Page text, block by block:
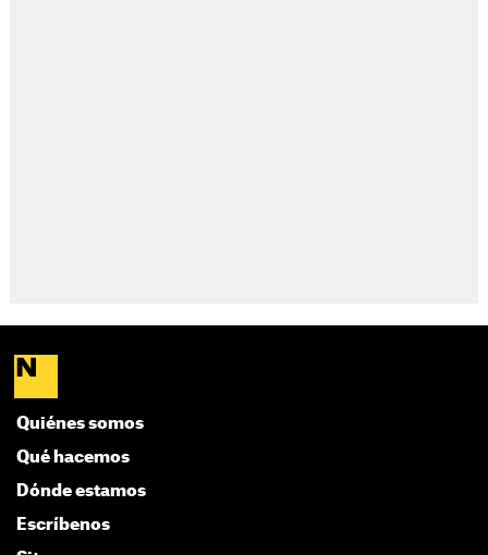
Quiénes somos
Qué hacemos
Dónde estamos
Escríbenos